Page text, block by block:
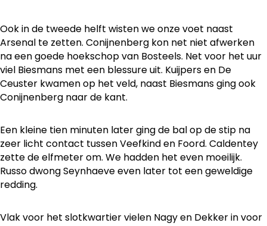
Ook in de tweede helft wisten we onze voet naast
Arsenal te zetten. Conijnenberg kon net niet afwerken
na een goede hoekschop van Bosteels. Net voor het uur
viel Biesmans met een blessure uit. Kuijpers en De
Ceuster kwamen op het veld, naast Biesmans ging ook
Conijnenberg naar de kant.
Een kleine tien minuten later ging de bal op de stip na
zeer licht contact tussen Veefkind en Foord. Caldentey
zette de elfmeter om. We hadden het even moeilijk.
Russo dwong Seynhaeve even later tot een geweldige
redding.
Vlak voor het slotkwartier vielen Nagy en Dekker in voor